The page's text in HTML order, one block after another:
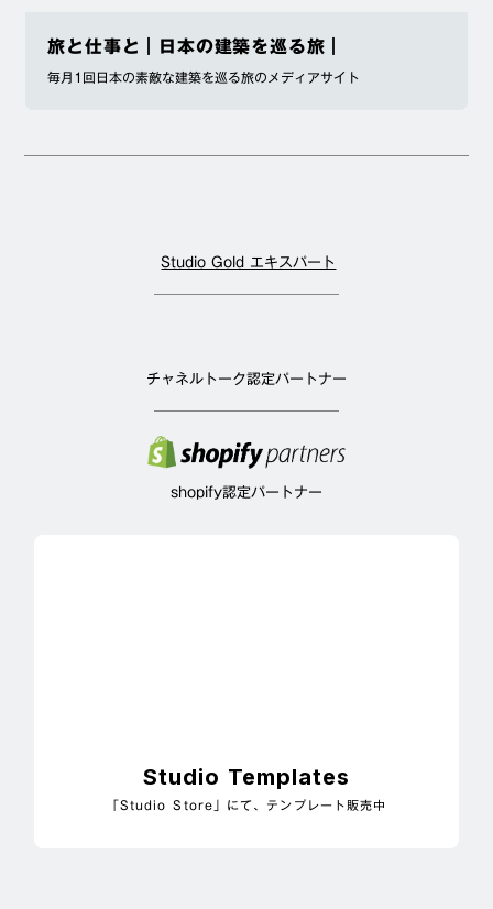
旅と仕事と｜日本の建築を巡る旅｜
毎月1回日本の素敵な建築を巡る旅のメディアサイト
Studio Gold エキスパート
チャネルトーク認定パートナー
shopify認定パートナー
Studio Templates
「Studio Store」にて、テンプレート販売中